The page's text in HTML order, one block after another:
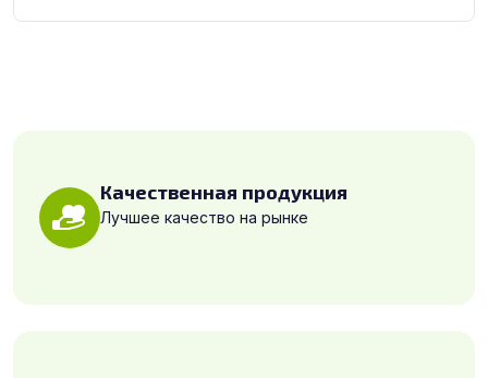
Качественная продукция
Лучшее качество на рынке